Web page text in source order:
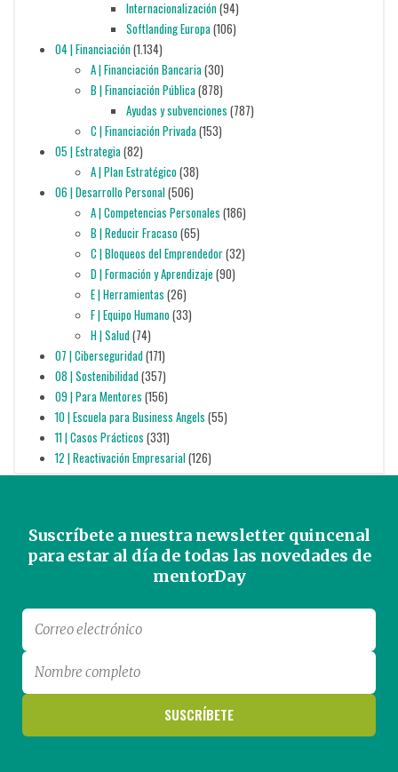
Internacionalización(94)
Softlanding Europa(106)
04 | Financiación(1.134)
A | Financiación Bancaria(30)
B | Financiación Pública(878)
Ayudas y subvenciones (787)
C | Financiación Privada(153)
05 | Estrategia(82)
A | Plan Estratégico(38)
06 | Desarrollo Personal(506)
A | Competencias Personales (186)
B | Reducir Fracaso(65)
C | Bloqueos del Emprendedor(32)
D | Formación y Aprendizaje (90)
E | Herramientas (26)
F | Equipo Humano(33)
H | Salud(74)
07 | Ciberseguridad(171)
08 | Sostenibilidad(357)
09 | Para Mentores (156)
10 | Escuela para Business Angels (55)
11 | Casos Prácticos (331)
12 | Reactivación Empresarial(126)
Suscríbete a nuestra newsletter quincenal
para estar al día de todas las novedades de
mentorDay